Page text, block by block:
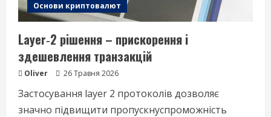
Основи криптовалют
Layer‑2 рішення – прискорення і
здешевлення транзакцій
Oliver 26 Травня 2026
Застосування layer 2 протоколів дозволяє
значно підвищити пропускнуспроможність